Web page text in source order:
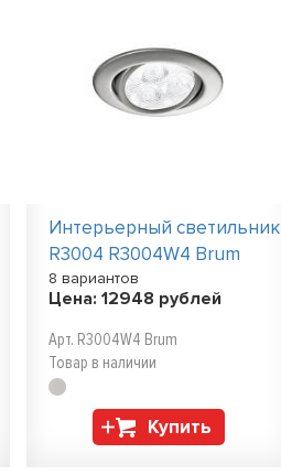
Интерьерный светильник
R3004 R3004W4 Brum
8 вариантов
Цена: 12948 рублей
Арт. R3004W4 Brum
Товар в наличии
Купить